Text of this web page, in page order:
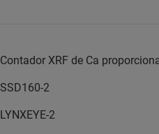
Contador XRF de Ca
SSD160-2
LYNXEYE-2